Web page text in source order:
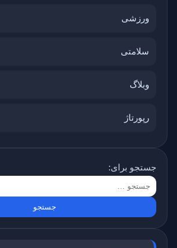
ورزشی
سلامتی
وبلاگ
رپورتاژ
جستجو برای: